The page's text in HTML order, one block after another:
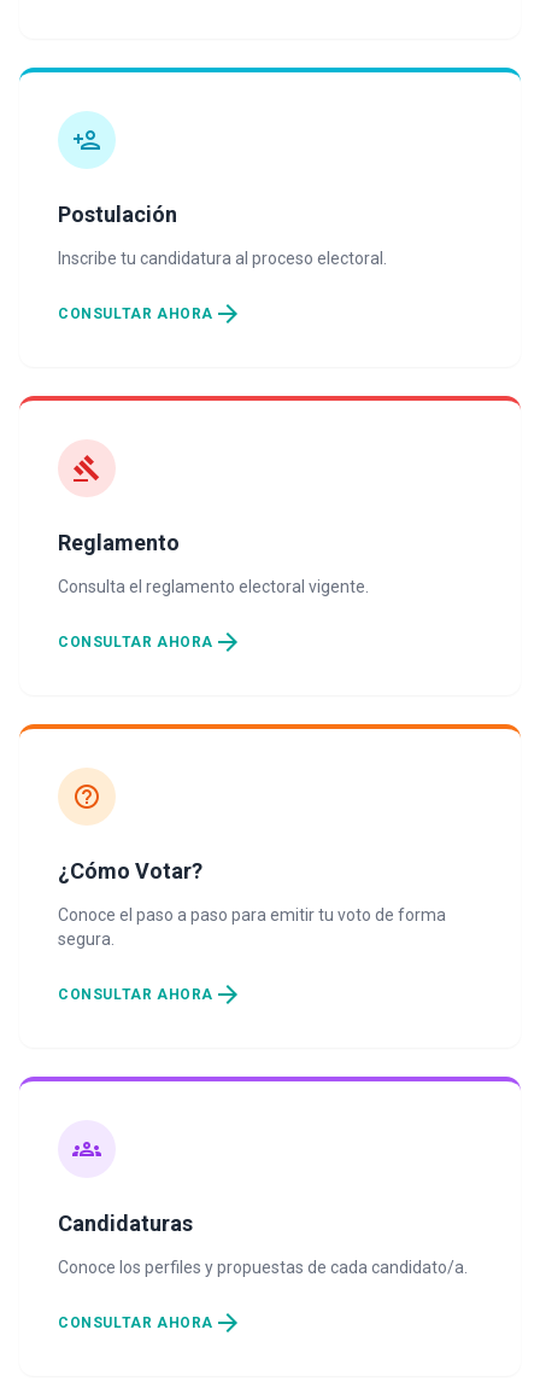
person_add
Postulación
Inscribe tu candidatura al proceso electoral.
CONSULTAR AHORA arrow_forward
gavel
Reglamento
Consulta el reglamento electoral vigente.
CONSULTAR AHORA arrow_forward
help_outline
¿Cómo Votar?
Conoce el paso a paso para emitir tu voto de forma
segura.
CONSULTAR AHORA arrow_forward
groups
Candidaturas
Conoce los perfiles y propuestas de cada candidato/a.
CONSULTAR AHORA arrow_forward